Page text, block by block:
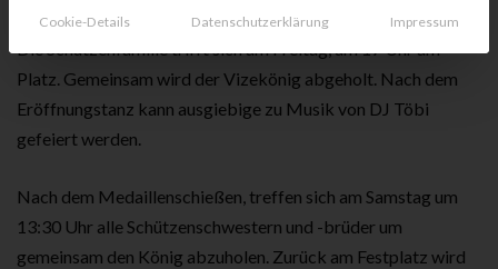
Erstmals wird von freitags bis sonntags gefeiert.
Die Schützenfamilie trifft sich am Freitag, um 17 Uhr am
Platz. Gemeinsam wird der Vizekönig abgeholt. Nach dem
Eröffnungstanz kann ausgiebige zu Musik von DJ Töbi
gefeiert werden.
Nach dem Medaillenschießen, treffen sich am Samstag um
13:30 Uhr alle Schützenschwestern und -brüder um
gemeinsam den König abzuholen. Zurück am Festplatz wird
Cookie-Details Datenschutzerklärung Impressum